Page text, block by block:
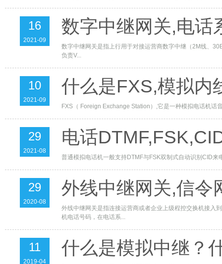
16
2021-09
数字中继网关,电话
数字中继网关是指上行用于对接运营商数字中继（2M线、
负责V...
10
2021-09
什么是FXS,模拟内
FXS（ Foreign Exchange Station）,它是一种模拟电话机话
29
2021-08
电话
普通模拟电话机一般支持DTMF与FSK双制式自动识别CID
29
2020-08
外线中继网关,信令
外线中继网关是指连接运营商或者企业上级程控交换机接入
机电话号码，在电话系...
11
2019-04
什么是模拟中继？